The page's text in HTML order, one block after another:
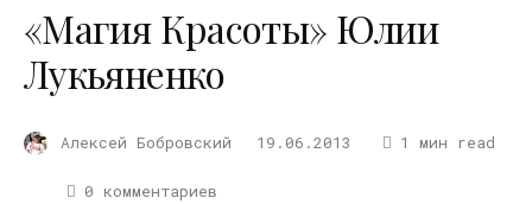
«Магия Красоты» Юлии
Лукьяненко
Алексей Бобровский 19.06.2013 1 мин read
0 комментариев